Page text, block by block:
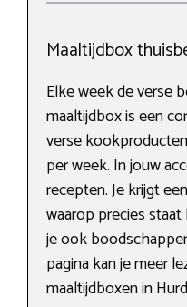
Maaltijdbox
Elke week de verse
maaltijdbox is een
verse
per week. In jouw
recepten. Je krijgt
waarop precies
je ook
pagina kan je meer
maaltijdboxen in